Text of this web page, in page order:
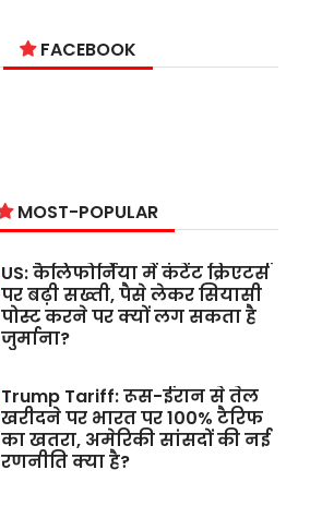
FACEBOOK
MOST-POPULAR
US: कैलिफोर्निया में कंटेंट क्रिएटर्स
पर बढ़ी सख्ती, पैसे लेकर सियासी
पोस्ट करने पर क्यों लग सकता है
जुर्माना?
Trump Tariff: रूस-ईरान से तेल
खरीदने पर भारत पर 100% टैरिफ
का खतरा, अमेरिकी सांसदों की नई
रणनीति क्या है?